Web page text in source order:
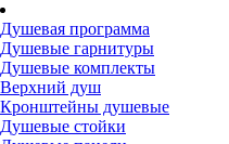
Душевая программа
Душевые гарнитуры
Душевые комплекты
Верхний душ
Кронштейны душевые
Душевые стойки